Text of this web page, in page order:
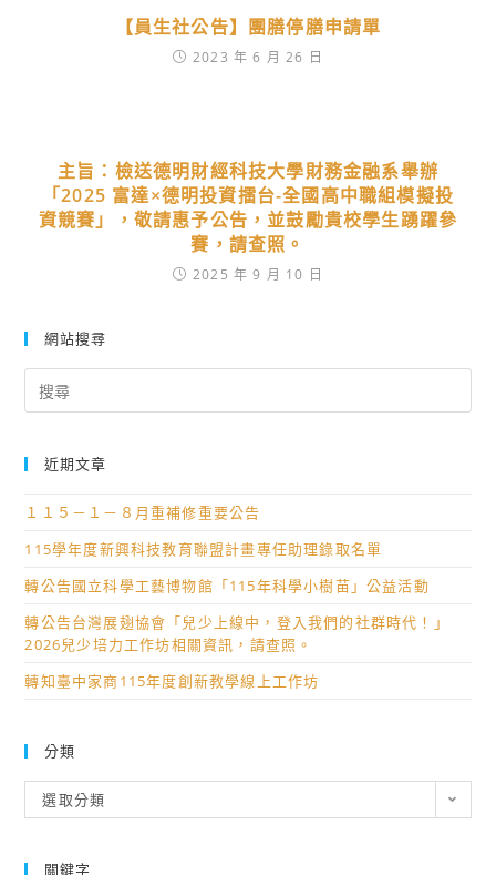
【員生社公告】團膳停膳申請單
2023 年 6 月 26 日
主旨：檢送德明財經科技大學財務金融系舉辦
「2025 富達×德明投資擂台-全國高中職組模擬投
資競賽」，敬請惠予公告，並鼓勵貴校學生踴躍參
賽，請查照。
2025 年 9 月 10 日
網站搜尋
for:
近期文章
１１５－１－８月重補修重要公告
115學年度新興科技教育聯盟計畫專任助理錄取名單
轉公告國立科學工藝博物館「115年科學小樹苗」公益活動
轉公告台灣展翅協會「兒少上線中，登入我們的社群時代！」
2026兒少培力工作坊相關資訊，請查照。
轉知臺中家商115年度創新教學線上工作坊
分類
類
選取分類
關鍵字